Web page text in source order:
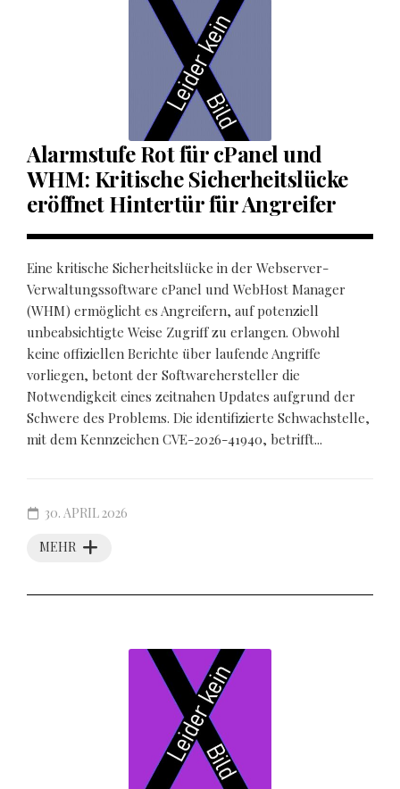
Alarmstufe Rot für cPanel und
WHM: Kritische Sicherheitslücke
eröffnet Hintertür für Angreifer
Eine kritische Sicherheitslücke in der Webserver-
Verwaltungssoftware cPanel und WebHost Manager
(WHM) ermöglicht es Angreifern, auf potenziell
unbeabsichtigte Weise Zugriff zu erlangen. Obwohl
keine offiziellen Berichte über laufende Angriffe
vorliegen, betont der Softwarehersteller die
Notwendigkeit eines zeitnahen Updates aufgrund der
Schwere des Problems. Die identifizierte Schwachstelle,
mit dem Kennzeichen CVE-2026-41940, betrifft...
MEHR
30. APRIL 2026